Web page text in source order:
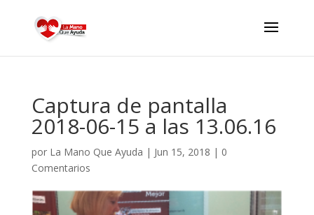
Captura de pantalla
2018-06-15 a las 13.06.16
por La Mano Que Ayuda | Jun 15, 2018 | 0
Comentarios